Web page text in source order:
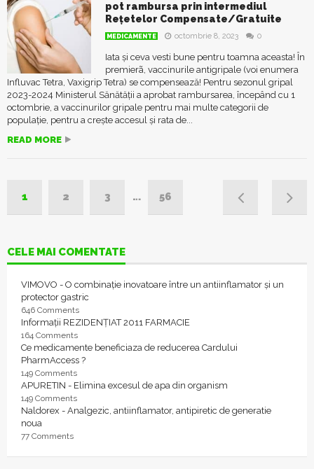
pot rambursa prin intermediul
Rețetelor Compensate/Gratuite
MEDICAMENTE octombrie 8, 2023 0
Iata și ceva vesti bune pentru toamna aceasta! În
premierã, vaccinurile antigripale (voi enumera
Influvac Tetra, Vaxigrip Tetra) se compensează! Pentru sezonul gripal
2023-2024 Ministerul Sănătății a aprobat rambursarea, începând cu 1
octombrie, a vaccinurilor gripale pentru mai multe categorii de
populație, pentru a crește accesul și rata de...
READ MORE
1 2 3 … 56
CELE MAI COMENTATE
VIMOVO - O combinație inovatoare între un antiinflamator și un
protector gastric
646 Comments
Informații REZIDENȚIAT 2011 FARMACIE
164 Comments
Ce medicamente beneficiaza de reducerea Cardului
PharmAccess ?
149 Comments
APURETIN - Elimina excesul de apa din organism
149 Comments
Naldorex - Analgezic, antiinflamator, antipiretic de generatie
noua
77 Comments